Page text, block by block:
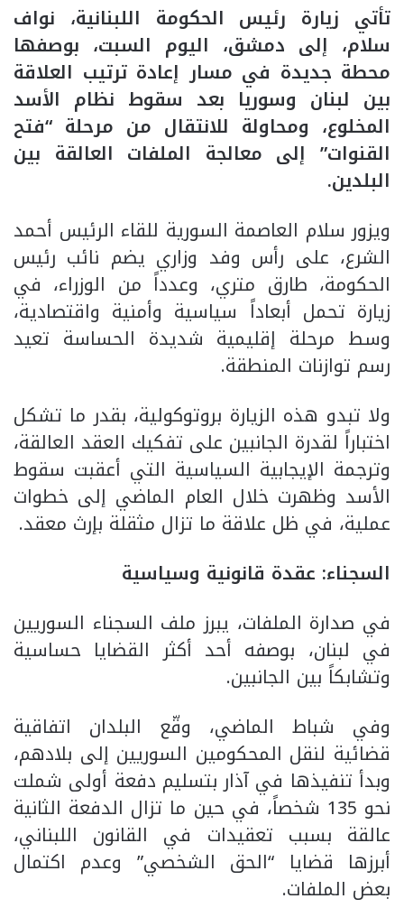
تأتي زيارة رئيس الحكومة اللبنانية، نواف
سلام، إلى دمشق، اليوم السبت، بوصفها
محطة جديدة في مسار إعادة ترتيب العلاقة
بين لبنان وسوريا بعد سقوط نظام الأسد
المخلوع، ومحاولة للانتقال من مرحلة “فتح
القنوات” إلى معالجة الملفات العالقة بين
البلدين.
ويزور سلام العاصمة السورية للقاء الرئيس أحمد
الشرع، على رأس وفد وزاري يضم نائب رئيس
الحكومة، طارق متري، وعدداً من الوزراء، في
زيارة تحمل أبعاداً سياسية وأمنية واقتصادية،
وسط مرحلة إقليمية شديدة الحساسة تعيد
رسم توازنات المنطقة.
ولا تبدو هذه الزيارة بروتوكولية، بقدر ما تشكل
اختباراً لقدرة الجانبين على تفكيك العقد العالقة،
وترجمة الإيجابية السياسية التي أعقبت سقوط
الأسد وظهرت خلال العام الماضي إلى خطوات
عملية، في ظل علاقة ما تزال مثقلة بإرث معقد.
السجناء: عقدة قانونية وسياسية
في صدارة الملفات، يبرز ملف السجناء السوريين
في لبنان، بوصفه أحد أكثر القضايا حساسية
وتشابكاً بين الجانبين.
وفي شباط الماضي، وقّع البلدان اتفاقية
قضائية لنقل المحكومين السوريين إلى بلادهم،
وبدأ تنفيذها في آذار بتسليم دفعة أولى شملت
نحو 135 شخصاً، في حين ما تزال الدفعة الثانية
عالقة بسبب تعقيدات في القانون اللبناني،
أبرزها قضايا “الحق الشخصي” وعدم اكتمال
بعض الملفات.